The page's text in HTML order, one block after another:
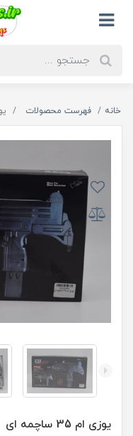
خانه فهرست محصولات
یوزی ام 35 ساچمه ای